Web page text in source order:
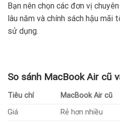
Bạn nên chọn các đơn vị
lâu năm và chính sách hậu
sử dụng.
So sánh MacBook Air cũ
Tiêu chí MacBook Air cũ
Giá
Rẻ hơn nhiều